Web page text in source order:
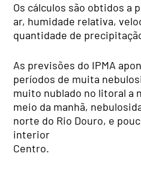
Os cálculos são obtidos a
ar, humidade relativa,
quantidade de
As previsões do IPMA
períodos de muita
muito nublado no litoral a
meio da manhã,
norte do Rio Douro, e
interior
Centro.